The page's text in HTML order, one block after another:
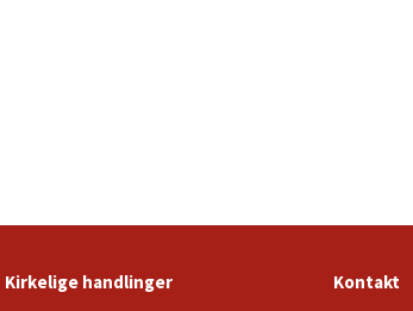
Kirkelige handlinger Kontakt